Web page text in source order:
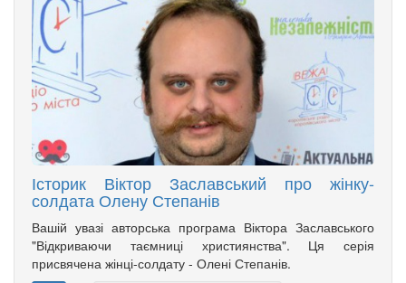
Історик Віктор Заславський про жінку-
солдата Олену Степанів
Вашій увазі авторська програма Віктора Заславського
"Відкриваючи таємниці християнства". Ця серія
присвячена жінці-солдату - Олені Степанів.